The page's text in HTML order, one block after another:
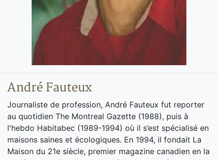
André Fauteux
Journaliste de profession, André Fauteux fut reporter
au quotidien The Montreal Gazette (1988), puis à
l'hebdo Habitabec (1989-1994) où il s’est spécialisé en
maisons saines et écologiques. En 1994, il fondait La
Maison du 21e siècle, premier magazine canadien en la